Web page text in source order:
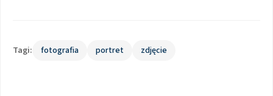
Tagi: fotografia portret zdjęcie